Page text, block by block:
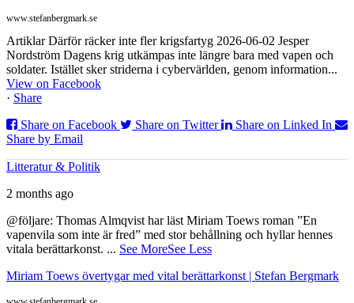
www.stefanbergmark.se
Artiklar Därför räcker inte fler krigsfartyg 2026-06-02 Jesper
Nordström Dagens krig utkämpas inte längre bara med vapen och
soldater. Istället sker striderna i cybervärlden, genom information...
View on Facebook
· Share
Share on Facebook
Share on Twitter
Share on Linked In
Share by Email
Litteratur & Politik
2 months ago
@följare: Thomas Almqvist har läst Miriam Toews roman ”En
vapenvila som inte är fred” med stor behållning och hyllar hennes
vitala berättarkonst. ... See MoreSee Less
Miriam Toews övertygar med vital berättarkonst | Stefan Bergmark